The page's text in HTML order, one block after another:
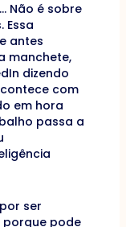
Não é sobre
antes
manchete,
dizendo
com
em hora
passa a
ser
porque pode